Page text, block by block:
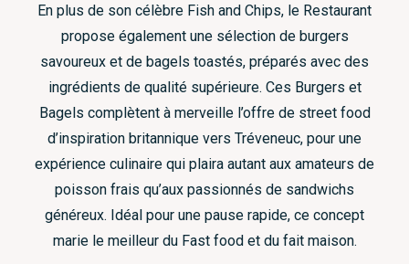
En plus de son célèbre Fish and Chips, le Restaurant
propose également une sélection de burgers
savoureux et de bagels toastés, préparés avec des
ingrédients de qualité supérieure. Ces Burgers et
Bagels complètent à merveille l’offre de street food
d’inspiration britannique vers Tréveneuc, pour une
expérience culinaire qui plaira autant aux amateurs de
poisson frais qu’aux passionnés de sandwichs
généreux. Idéal pour une pause rapide, ce concept
marie le meilleur du Fast food et du fait maison.